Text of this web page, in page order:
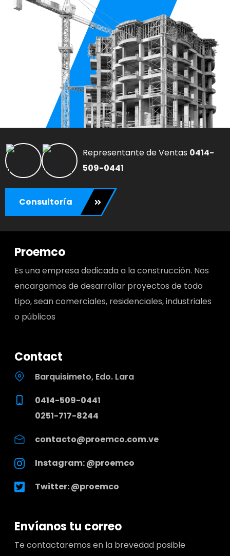
Representante de Ventas 0414-
509-0441
Consultoría
Proemco
Es una empresa dedicada a la construcción. Nos
encargamos de desarrollar proyectos de todo
tipo, sean comerciales, residenciales, industriales
o públicos
Contact
Barquisimeto, Edo. Lara
0414-509-0441
0251-717-8244
contacto@proemco.com.ve
Instagram: @proemco
Twitter: @proemco
Envíanos tu correo
Te contactaremos en la brevedad posible